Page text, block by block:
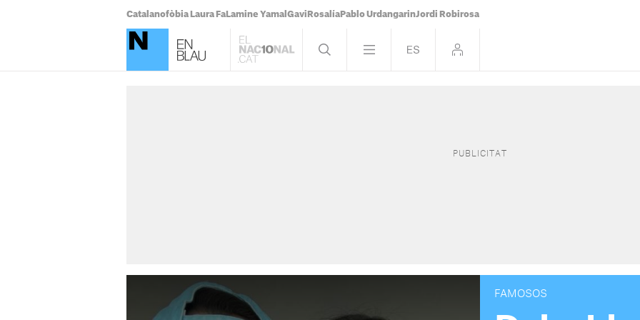
Catalanofòbia Laura Fa Lamine Yamal Gavi Rosalía Pablo UrdangarinJordi Robirosa
FAMOSOS